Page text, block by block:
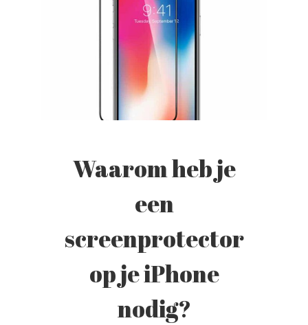
Waarom heb je
een
screenprotector
op je iPhone
nodig?